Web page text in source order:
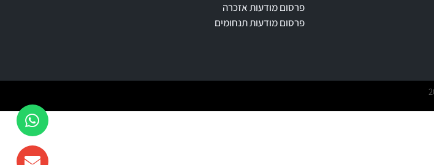
פרסום מודעות אזכרה
פרסום מודעות תנחומים